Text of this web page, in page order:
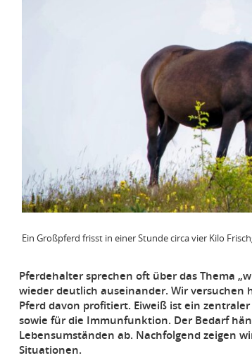
Ein Großpferd frisst in einer Stunde circa vier Kilo
Pferdehalter sprechen oft über das Thema
wieder deutlich auseinander. Wir versuchen
Pferd davon profitiert. Eiweiß ist ein
sowie für die Immunfunktion. Der Bedarf
Lebensumständen ab. Nachfolgend zeigen
Situationen.